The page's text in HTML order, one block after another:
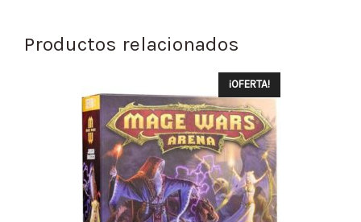
Productos relacionados
¡OFERTA!